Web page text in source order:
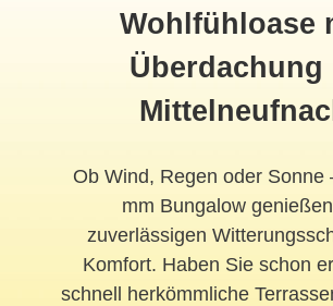
Wohlfühloase
Überdachung
Ob Wind, Regen oder Sonne
mm Bungalow
zuverlässigen
Komfort. Haben Sie schon
schnell herkömmliche